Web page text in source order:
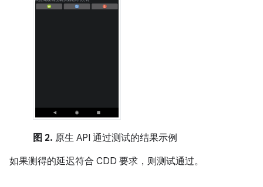
图 2. 原生 API 通过测试的结果示例
如果测得的延迟符合 CDD 要求，则测试通过。